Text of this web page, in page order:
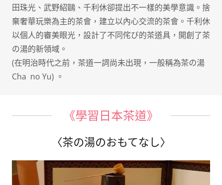
田珠光、武野紹鷗、千利休卻提出不一樣的美學意識。捨
棄奢華玩樂為主的茶會，建立以內心交流的茶會。千利休
以個人的審美眼光，設計了不同侘び的茶道具，開創了茶
の湯的新領域。
(在明治時代之前，茶道一詞尚未出現，一般稱為茶の湯
Cha no Yu) 。
《學習日本茶道》
〈茶の湯のおもてなし〉